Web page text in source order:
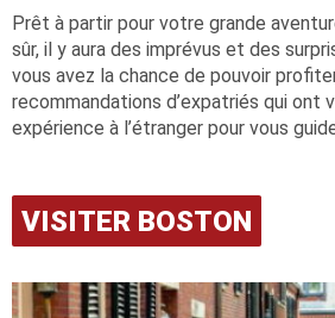
Prêt à partir pour votre grande
sûr, il y aura des imprévus et des
vous avez la chance de pouvoir
recommandations d’expatriés qui ont
expérience à l’étranger pour vous
VISITER BOSTON